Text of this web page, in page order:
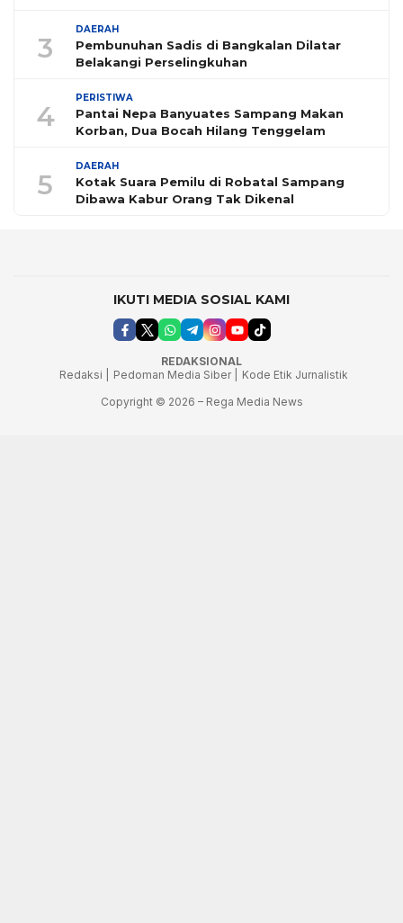
3
DAERAH
Pembunuhan Sadis di Bangkalan Dilatar
Belakangi Perselingkuhan
4
PERISTIWA
Pantai Nepa Banyuates Sampang Makan
Korban, Dua Bocah Hilang Tenggelam
5
DAERAH
Kotak Suara Pemilu di Robatal Sampang
Dibawa Kabur Orang Tak Dikenal
IKUTI MEDIA SOSIAL KAMI
REDAKSIONAL
Redaksi |
Pedoman Media Siber |
Kode Etik Jurnalistik
Copyright © 2026 – Rega Media News